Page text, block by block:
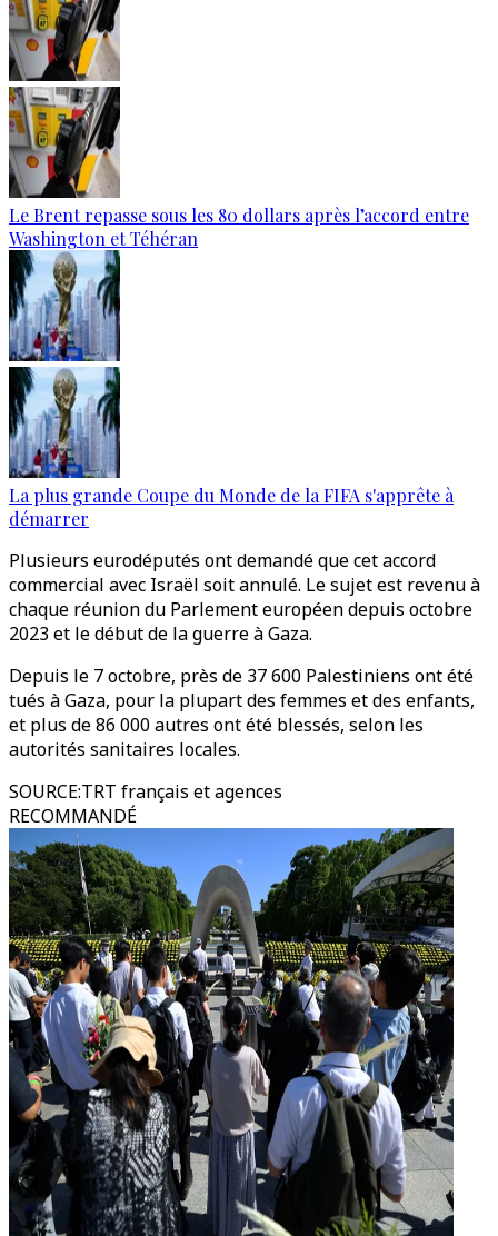
Le Brent repasse sous les 80 dollars après l’accord entre
Washington et Téhéran
La plus grande Coupe du Monde de la FIFA s'apprête à
démarrer
Plusieurs eurodéputés ont demandé que cet accord
commercial avec Israël soit annulé. Le sujet est revenu à
chaque réunion du Parlement européen depuis octobre
2023 et le début de la guerre à Gaza.
Depuis le 7 octobre, près de 37 600 Palestiniens ont été
tués à Gaza, pour la plupart des femmes et des enfants,
et plus de 86 000 autres ont été blessés, selon les
autorités sanitaires locales.
SOURCE:TRT français et agences
RECOMMANDÉ